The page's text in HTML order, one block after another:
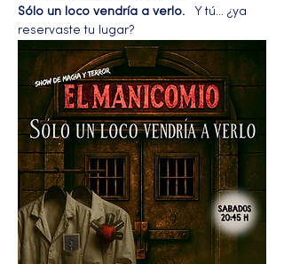
Sólo un loco vendría a verlo. Y tú… ¿ya
reservaste tu lugar?